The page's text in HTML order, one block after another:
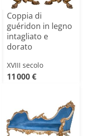
Coppia di
guéridon in legno
intagliato e
dorato
XVIII secolo
11 000 €